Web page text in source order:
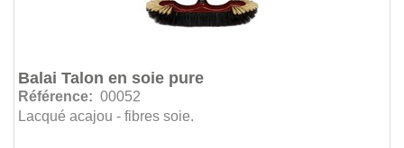
Balai Talon en soie pure
Référence: 00052
Lacqué acajou - fibres soie.